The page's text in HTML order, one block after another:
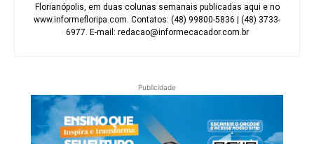
Florianópolis, em duas colunas semanais publicadas aqui e no
www.informefloripa.com. Contatos: (48) 99800-5836 | (48) 3733-
6977. E-mail: redacao@informecacador.com.br
Publicidade